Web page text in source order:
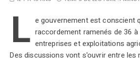
L e gouvernement est conscient
raccordement ramenés de 36
entreprises et exploitations
Des discussions vont s'ouvrir entre les